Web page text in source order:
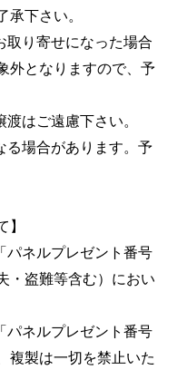
下さい。
り寄せになった場合
外となりますので、予
はご遠慮下さい。
場合があります。予
ネルプレゼント番号
・盗難等含む）におい
ネルプレゼント番号
複製は一切を禁止いた